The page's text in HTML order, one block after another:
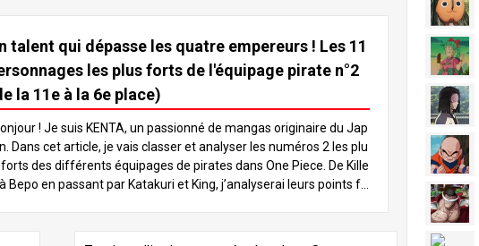
les numéros 2 des équipages de pirates sont particulièrement r
emarquables pour leurs immenses capacités de combat. Ces pers
onnages égalent souvent la force de leur capitaine, qui fait général
partie des figures les plus puissantes, comme les Quatre E
ntiel dans l’avancement de l’histoire. Dans cet article, nous allons n
ous pencher sur les personnages n°2 les plus forts et classer les 11
premiers. Analysons le style de combat et les caractéristiques de c
hacun pour déterminer qui est le plus fort ! Commençons par le cla
talent qui dépasse les quatre empereurs ! Les 11
les plus forts de l'équipage pirate n°2
la 11e à la 6e place)
! Je suis KENTA, un passionné de mangas originaire du Jap
Dans cet article, je vais classer et analyser les numéros 2 les plu
des différents équipages de pirates dans One Piece. De Kille
Bepo en passant par Katakuri et King, j’analyserai leurs points fo